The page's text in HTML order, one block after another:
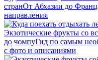
странОт Абхазии до
направления
Экзотические фрукты со
до чомпуГид по самым
с фото и описаниями